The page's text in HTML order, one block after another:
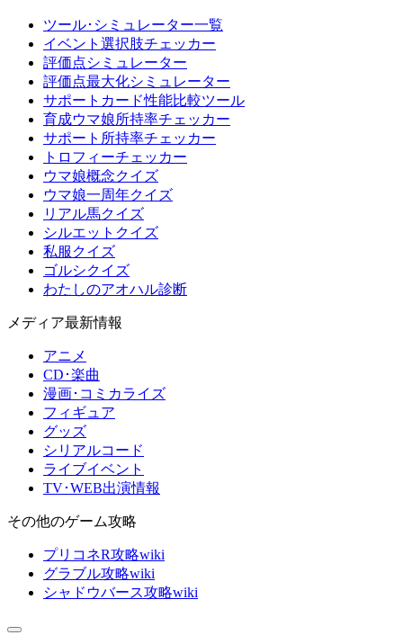
ツール･シミュレーター一覧
イベント選択肢チェッカー
評価点シミュレーター
評価点最大化シミュレーター
サポートカード性能比較ツール
育成ウマ娘所持率チェッカー
サポート所持率チェッカー
トロフィーチェッカー
ウマ娘概念クイズ
ウマ娘一周年クイズ
リアル馬クイズ
シルエットクイズ
私服クイズ
ゴルシクイズ
わたしのアオハル診断
メディア最新情報
アニメ
CD･楽曲
漫画･コミカライズ
フィギュア
グッズ
シリアルコード
ライブイベント
TV･WEB出演情報
その他のゲーム攻略
プリコネR攻略wiki
グラブル攻略wiki
シャドウバース攻略wiki